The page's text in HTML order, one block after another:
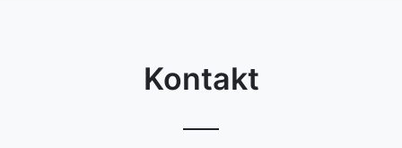
Kontakt